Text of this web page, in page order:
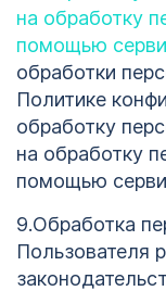
на обработку
помощью
обработки
Политике
обработку
на обработку
помощью
9.Обработка
Пользователя